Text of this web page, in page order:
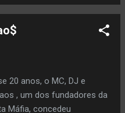
CKY
Drão, Mente
Rua. Agora tão com
e Tribo da Periferia"Vários
cd Conexão Fatal.
20 anos, o MC, DJ e
, um dos fundadores da
Máfia, concedeu